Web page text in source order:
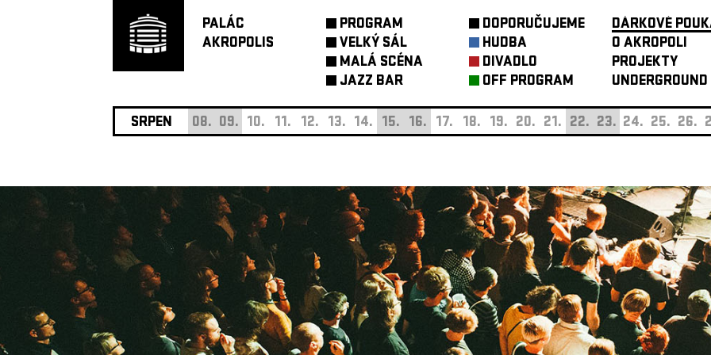
PALÁC
AKROPOLIS
PROGRAM
VELKÝ SÁL
MALÁ SCÉNA
JAZZ BAR
DOPORUČUJEME
HUDBA
DIVADLO
OFF PROGRAM
DÁRKOVÉ
O AKROPOLI
PROJEKTY
UNDERGROUND
SRPEN 08. 09. 10. 11. 12. 13. 14. 15. 16. 17. 18. 19. 20. 21. 22. 23. 24. 25. 26.